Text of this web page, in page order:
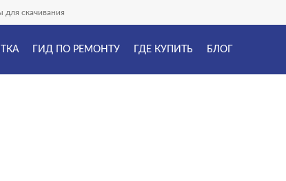
для скачивания
ГИД ПО РЕМОНТУ ГДЕ КУПИТЬ БЛОГ